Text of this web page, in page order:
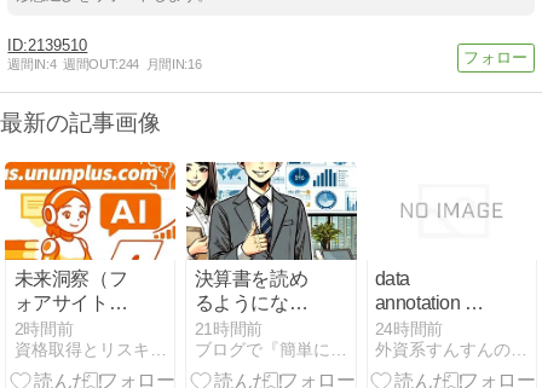
2139510
週間IN:4 週間OUT:244 月間IN:16
最新の記事画像
未来洞察（フ
ォアサイト）
のリスキリン
グ：不確実な
未来を予測
2時間前
決算書を読め
るようになり
たい〜でも難
しいんだよ
な〜
21時間前
data
annotation バ
イトで在宅副
業を始める方
法と報酬
24時間前
外資系すんすんの秘密メモ｜人生を豊かにする考え方と戦略